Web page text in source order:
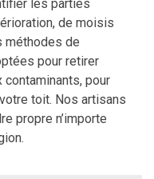
les parties
de moisis
méthodes de
pour retirer
pour
toit. Nos artisans
propre n’importe